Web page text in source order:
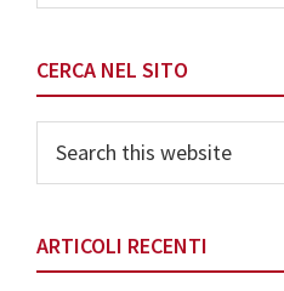
CERCA NEL SITO
this
website
ARTICOLI RECENTI